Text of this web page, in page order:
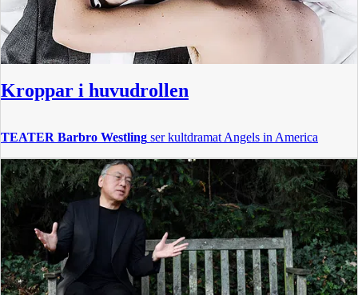
Kroppar i huvudrollen
TEATER Barbro Westling ser kultdramat Angels in America